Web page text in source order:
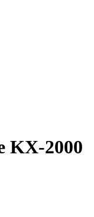
KX-2000